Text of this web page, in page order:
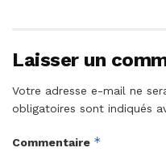
Laisser un
Votre adresse e-mail ne
obligatoires sont indiqués
Commentaire *